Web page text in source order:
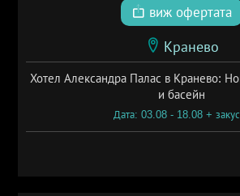
виж офертата
Кранево
Хотел Александра Палас в Кранево:
и басейн
Дата: 03.08 - 18.08 +